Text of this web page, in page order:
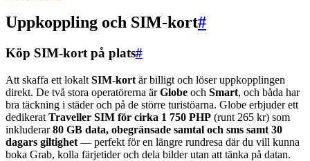
Uppkoppling och SIM-kort#
Köp SIM-kort på plats#
Att skaffa ett lokalt SIM-kort är billigt och löser uppkopplingen
direkt. De två stora operatörerna ärGlobe och Smart, och båda har
bra täckning i städer och på de större turistöarna. Globe erbjuder ett
dedikerat Traveller SIM för cirka 1 750 PHP (runt 265 kr) som
inkluderar80 GB data, obegränsade samtal och sms samt 30
dagars giltighet — perfekt för en längre rundresa där du vill kunna
boka Grab, kolla färjetider och dela bilder utan att tänka på datan.